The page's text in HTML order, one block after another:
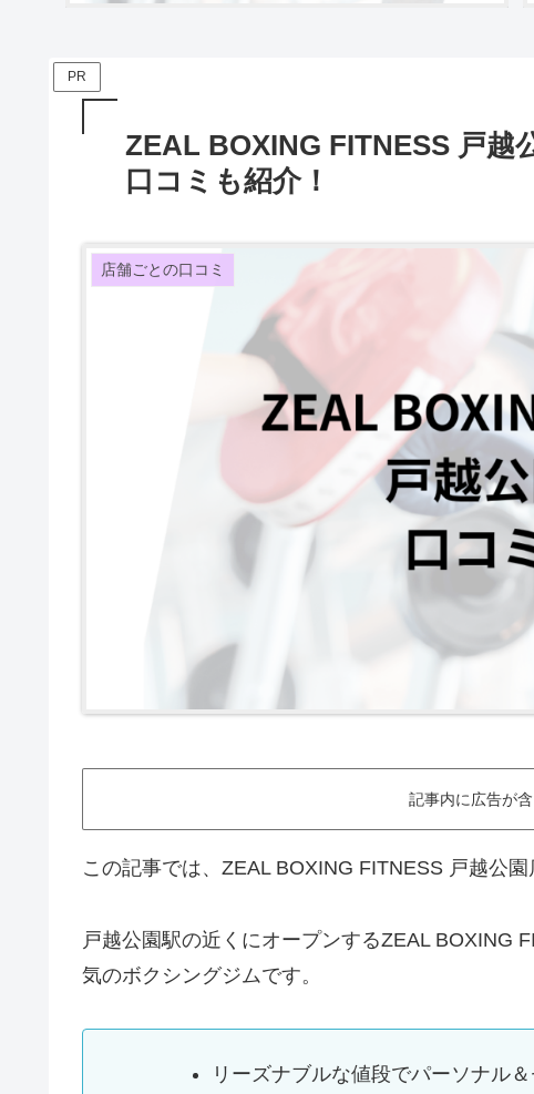
PR
ZEAL BOXING FITNESS 戸越
口コミも紹介！
店舗ごとの口コミ
記事内に広告が含
この記事では、ZEAL BOXING FITNESS 戸越公園
戸越公園駅の近くにオープンするZEAL BOXING
気のボクシングジムです。
リーズナブルな値段でパーソナル